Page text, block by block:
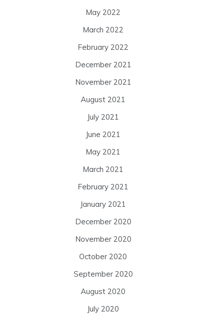
May 2022
March 2022
February 2022
December 2021
November 2021
August 2021
July 2021
June 2021
May 2021
March 2021
February 2021
January 2021
December 2020
November 2020
October 2020
September 2020
August 2020
July 2020